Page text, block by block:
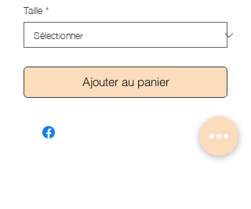
Taille*
Ajouter au panier